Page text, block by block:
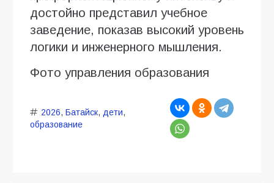
достойно представил учебное
заведение, показав высокий уровень
логики и инженерного мышления.
Фото управления образования
2026, Батайск, дети,
образование